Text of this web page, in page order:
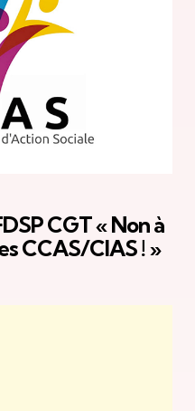
CGT « Non à
CCAS/CIAS ! »